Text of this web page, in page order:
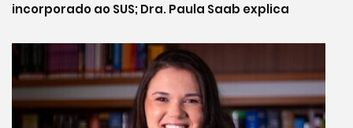
incorporado ao SUS; Dra. Paula Saab explica